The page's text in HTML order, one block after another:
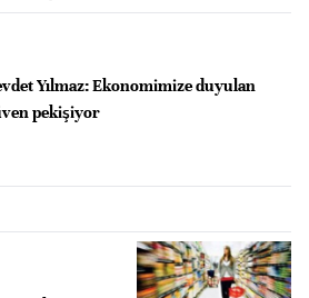
Yılmaz: Ekonomimize duyulan
pekişiyor